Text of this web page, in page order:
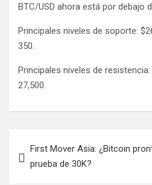
BTC/USD ahora está por debajo
Principales niveles de soporte:
350.
Principales niveles de resistencia:
27,500.
de First Mover Asia: ¿Bitcoin
prueba de 30K?